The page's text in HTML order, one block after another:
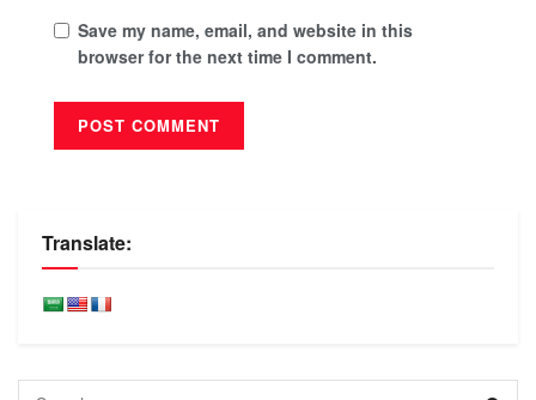
Save my name, email, and website in this
browser for the next time I comment.
Translate: